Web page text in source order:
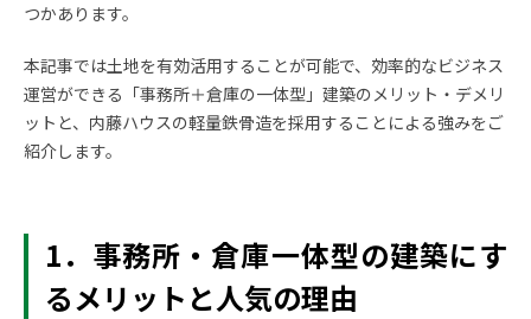
つかあります。
本記事では土地を有効活用することが可能で、効率的なビジネス
運営ができる「事務所＋倉庫の一体型」建築のメリット・デメリ
ットと、内藤ハウスの軽量鉄骨造を採用することによる強みをご
紹介します。
1．事務所・倉庫一体型の建築にす
るメリットと人気の理由